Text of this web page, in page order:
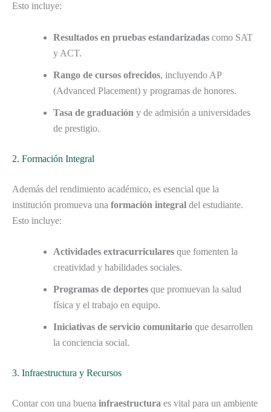
Esto incluye:
Resultados en pruebas estandarizadas como SAT
y ACT.
Rango de cursos ofrecidos, incluyendo AP
(Advanced Placement) y programas de honores.
Tasa de graduación y de admisión a universidades
de prestigio.
2. Formación Integral
Además del rendimiento académico, es esencial que la
institución promueva una formación integral del estudiante.
Esto incluye:
Actividades extracurriculares que fomenten la
creatividad y habilidades sociales.
Programas de deportes que promuevan la salud
física y el trabajo en equipo.
Iniciativas de servicio comunitario que desarrollen
la conciencia social.
3. Infraestructura y Recursos
Contar con una buena infraestructura es vital para un ambiente